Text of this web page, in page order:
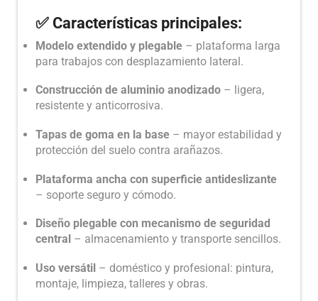
✅ Características principales:
Modelo extendido y plegable – plataforma larga
para trabajos con desplazamiento lateral.
Construcción de aluminio anodizado – ligera,
resistente y anticorrosiva.
Tapas de goma en la base – mayor estabilidad y
protección del suelo contra arañazos.
Plataforma ancha con superficie antideslizante
– soporte seguro y cómodo.
Diseño plegable con mecanismo de seguridad
central – almacenamiento y transporte sencillos.
Uso versátil – doméstico y profesional: pintura,
montaje, limpieza, talleres y obras.